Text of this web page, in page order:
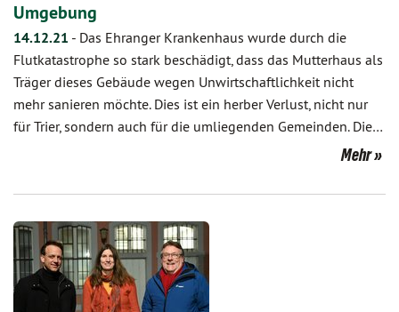
Umgebung
14.12.21 - Das Ehranger Krankenhaus wurde durch die
Flutkatastrophe so stark beschädigt, dass das Mutterhaus als
Träger dieses Gebäude wegen Unwirtschaftlichkeit nicht
mehr sanieren möchte. Dies ist ein herber Verlust, nicht nur
für Trier, sondern auch für die umliegenden Gemeinden. Die…
Mehr